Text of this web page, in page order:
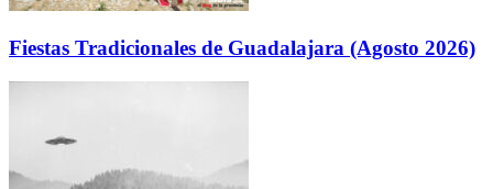
Fiestas Tradicionales de Guadalajara (Agosto 2026)